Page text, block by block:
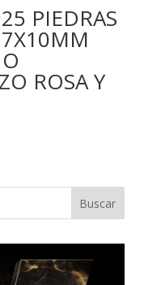
PIEDRAS
7X10MM
ROSA Y
Buscar